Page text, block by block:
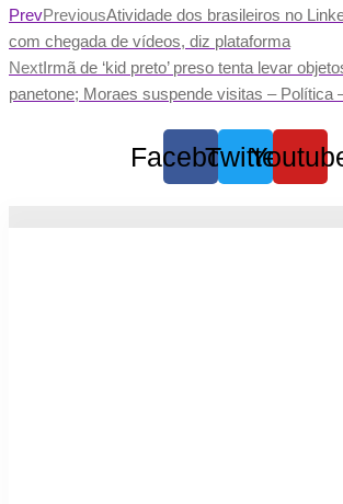
PrevPreviousAtividade dos brasileiros no
com chegada de vídeos, diz plataforma
NextIrmã de ‘kid preto’ preso tenta levar
panetone; Moraes suspende visitas – Política
Facebook
Twitter